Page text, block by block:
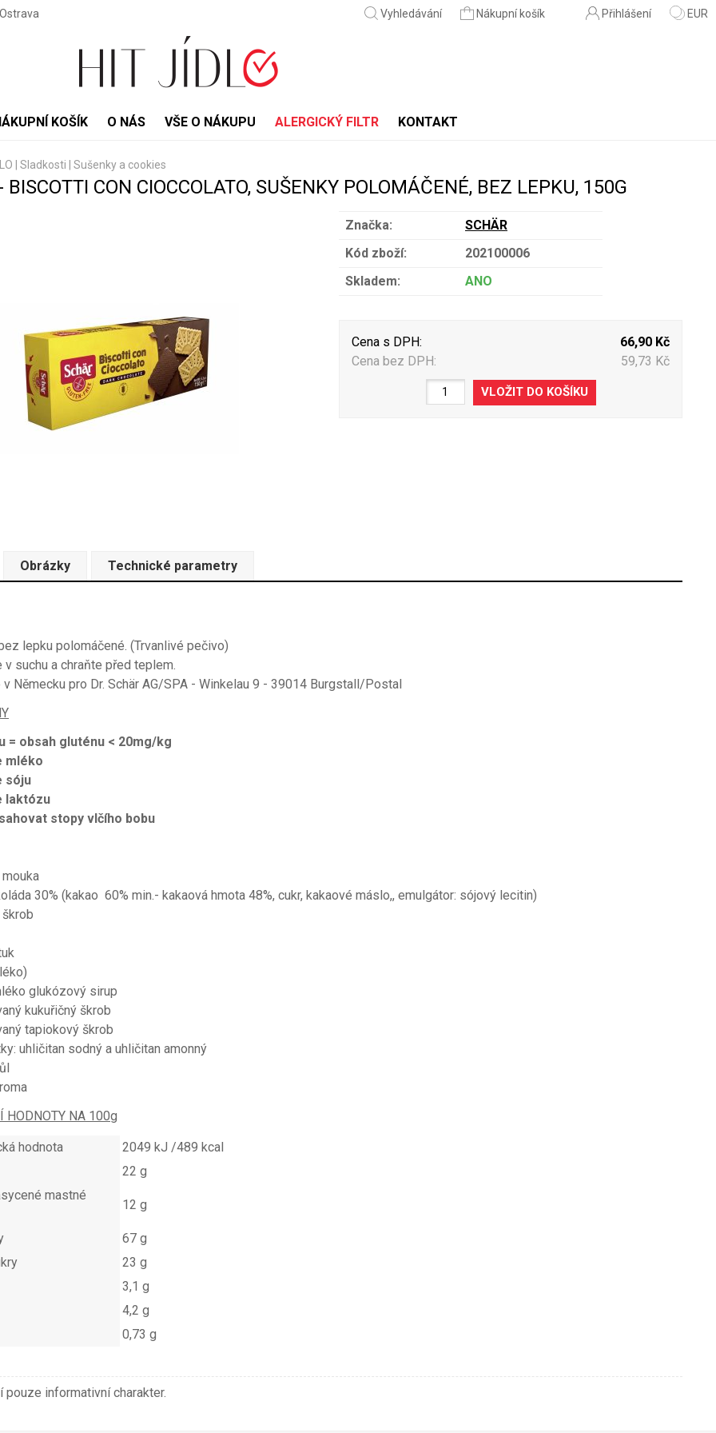
Vyhledávání Nákupní košík Přihlášení EUR
KOŠÍK O NÁS VŠE O NÁKUPU ALERGICKÝ FILTR KONTAKT
Sladkosti Sušenky a cookies
BISCOTTI CON CIOCCOLATO, SUŠENKY POLOMÁČENÉ, BEZ LEPKU, 150G
Značka:
SCHÄR
Kód zboží:
202100006
Skladem:
ANO
Cena s DPH:
66,90 Kč
Cena bez DPH:
59,73 Kč
Obrázky Technické parametry
lepku polomáčené. (Trvanlivé pečivo)
v suchu a chraňte před teplem.
v Německu pro Dr. Schär AG/SPA - Winkelau 9 - 39014 Burgstall/Postal
= obsah gluténu < 20mg/kg
mléko
sóju
laktózu
stopy vlčího bobu
30% (kakao 60% min.- kakaová hmota 48%, cukr, kakaové máslo,, emulgátor: sójový lecitin)
glukózový sirup
kukuřičný škrob
tapiokový škrob
uhličitan sodný a uhličitan amonný
HODNOTY NA 100g
hodnota
2049 kJ /489 kcal
22 g
mastné
12 g
67 g
23 g
3,1 g
4,2 g
0,73 g
pouze informativní charakter.